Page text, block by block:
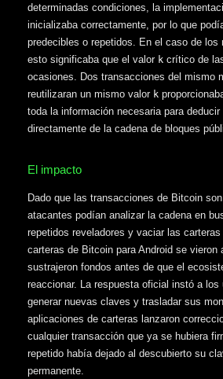
determinadas condiciones, la
inicializaba correctamente, por lo que
predecibles o repetidos. En el caso de los
esto significaba que el valor k crítico de
ocasiones. Dos transacciones del mismo
reutilizaran un mismo valor k
toda la información necesaria para
directamente de la cadena de bloques
El impacto
Dado que las transacciones de Bitcoin
atacantes podían analizar la cadena en
repetidos reveladores y vaciar las
carteras de Bitcoin para Android se vieron
sustrajeron fondos antes de que el
reaccionar. La respuesta oficial instó a
generar nuevas claves y trasladar sus
aplicaciones de carteras lanzaron
cualquier transacción que ya se hubiera
repetido había dejado al descubierto su
permanente.